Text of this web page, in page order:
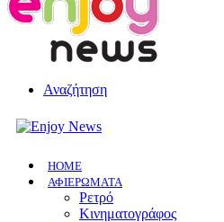
Αναζήτηση
HOME
ΑΦΙΕΡΩΜΑΤΑ
Ρετρό
Κινηματογράφος